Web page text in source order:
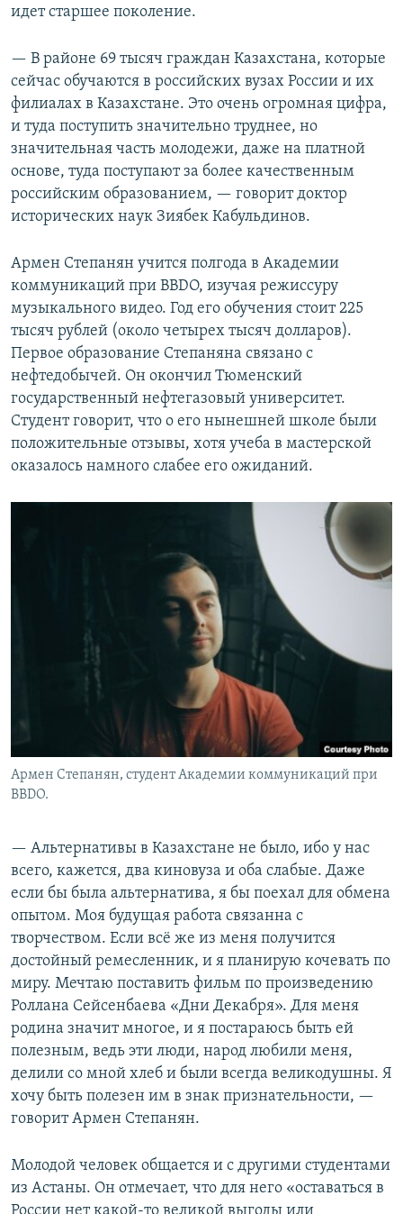
идет старшее поколение.
— В районе 69 тысяч граждан Казахстана, которые
сейчас обучаются в российских вузах России и их
филиалах в Казахстане. Это очень огромная цифра,
и туда поступить значительно труднее, но
значительная часть молодежи, даже на платной
основе, туда поступают за более качественным
российским образованием, — говорит доктор
исторических наук Зиябек Кабульдинов.
Армен Степанян учится полгода в Академии
коммуникаций при BBDO, изучая режиссуру
музыкального видео. Год его обучения стоит 225
тысяч рублей (около четырех тысяч долларов).
Первое образование Степаняна связано с
нефтедобычей. Он окончил Тюменский
государственный нефтегазовый университет.
Студент говорит, что о его нынешней школе были
положительные отзывы, хотя учеба в мастерской
оказалось намного слабее его ожиданий.
Армен Степанян, студент Академии коммуникаций при
BBDO.
— Альтернативы в Казахстане не было, ибо у нас
всего, кажется, два киновуза и оба слабые. Даже
если бы была альтернатива, я бы поехал для обмена
опытом. Моя будущая работа связанна с
творчеством. Если всё же из меня получится
достойный ремесленник, и я планирую кочевать по
миру. Мечтаю поставить фильм по произведению
Роллана Сейсенбаева «Дни Декабря». Для меня
родина значит многое, и я постараюсь быть ей
полезным, ведь эти люди, народ любили меня,
делили со мной хлеб и были всегда великодушны. Я
хочу быть полезен им в знак признательности, —
говорит Армен Степанян.
Молодой человек общается и с другими студентами
из Астаны. Он отмечает, что для него «оставаться в